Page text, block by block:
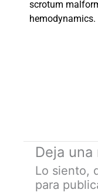
scrotum
hemodynamics.
Deja
Lo siento,
para